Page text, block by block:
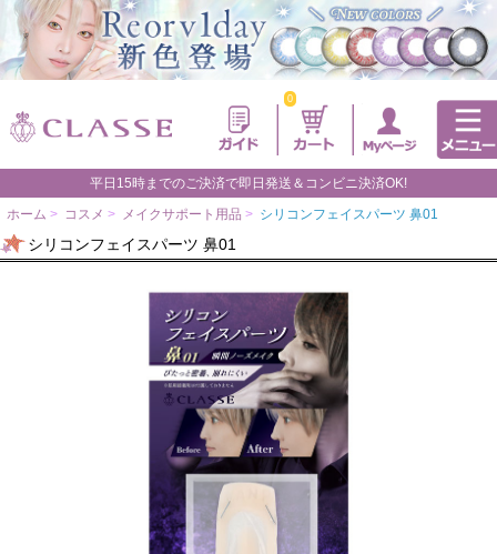
0
平日15時までのご決済で即日発送＆コンビニ決済OK!
ホーム > コスメ > メイクサポート用品 > シリコンフェイスパーツ 鼻01
シリコンフェイスパーツ 鼻01